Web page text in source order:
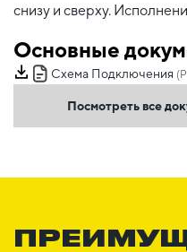
снизу и сверху.
Основные
Схема Подключения
Посмотреть все